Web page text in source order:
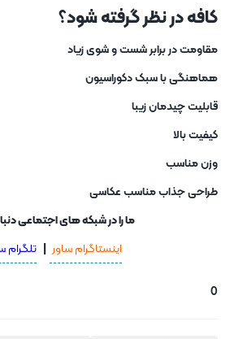
کافه در نظر گرفته شود؟
مقاومت در برابر شست‌ و شوی زیاد
هماهنگی با سبک دکوراسیون
قابلیت چیدمان زیبا
کیفیت بالا
وزن مناسب
طراحی جذاب مناسب عکاسی
ما را در شبکه های اجتماعی
اینستاگرام ساور |تلگرام
0